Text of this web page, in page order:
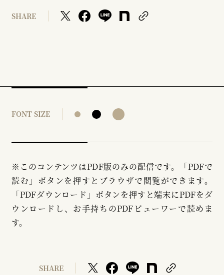
SHARE
FONT SIZE
※このコンテンツはPDF版のみの配信です。「PDFで
読む」ボタンを押すとブラウザで閲覧ができます。
「PDFダウンロード」ボタンを押すと端末にPDFをダ
ウンロードし、お手持ちのPDFビューワーで読めま
す。
SHARE